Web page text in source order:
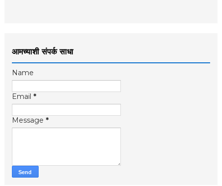
आमच्याशी संपर्क साधा
Name
Email *
Message *